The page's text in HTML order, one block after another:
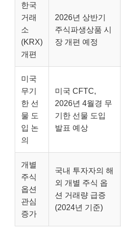
한국
거래
소
(KRX)
개편
2026년 상반기
주식파생상품 시
장 개편 예정
미국
무기
한 선
물 도
입 논
의
미국 CFTC,
2026년 4월경 무
기한 선물 도입
발표 예상
개별
주식
옵션
관심
증가
국내 투자자의 해
외 개별 주식 옵
션 거래량 급증
(2024년 기준)